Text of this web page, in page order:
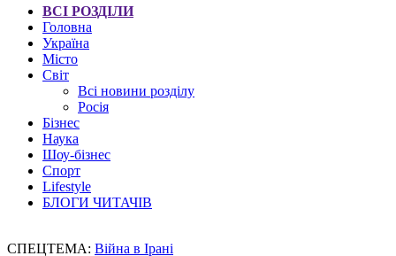
ВСІ РОЗДІЛИ
Головна
Україна
Місто
Світ
Всі новини розділу
Росія
Бізнес
Наука
Шоу-бізнес
Спорт
Lifestyle
БЛОГИ ЧИТАЧІВ
СПЕЦТЕМА: Війна в Ірані